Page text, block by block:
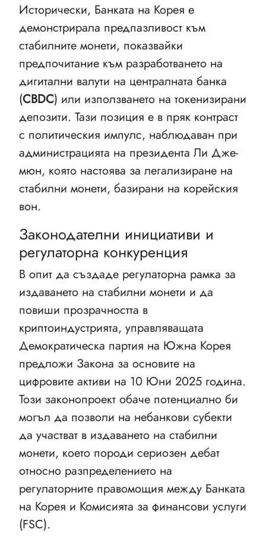
Исторически, Банката на Корея е
демонстрирала предпазливост към
стабилните монети, показвайки
предпочитание към разработването на
дигитални валути на централната банка
(CBDC) или използването на токенизирани
депозити. Тази позиция е в пряк контраст
с политическия импулс, наблюдаван при
администрацията на президента Ли Дже-
мюн, която настоява за легализиране на
стабилни монети, базирани на корейския
вон.
Законодателни инициативи и
регулаторна конкуренция
В опит да създаде регулаторна рамка за
издаването на стабилни монети и да
повиши прозрачността в
криптоиндустрията, управляващата
Демократическа партия на Южна Корея
предложи Закона за основите на
цифровите активи на 10 Юни 2025 година.
Този законопроект обаче потенциално би
могъл да позволи на небанкови субекти
да участват в издаването на стабилни
монети, което породи сериозен дебат
относно разпределението на
регулаторните правомощия между Банката
на Корея и Комисията за финансови услуги
(FSC).